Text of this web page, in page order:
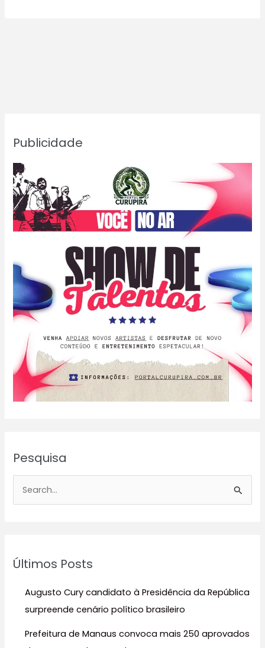
Publicidade
Pesquisa
iÚltimos Posts
Augusto Cury candidato à Presidência da República
surpreende cenário político brasileiro
Prefeitura de Manaus convoca mais 250 aprovados